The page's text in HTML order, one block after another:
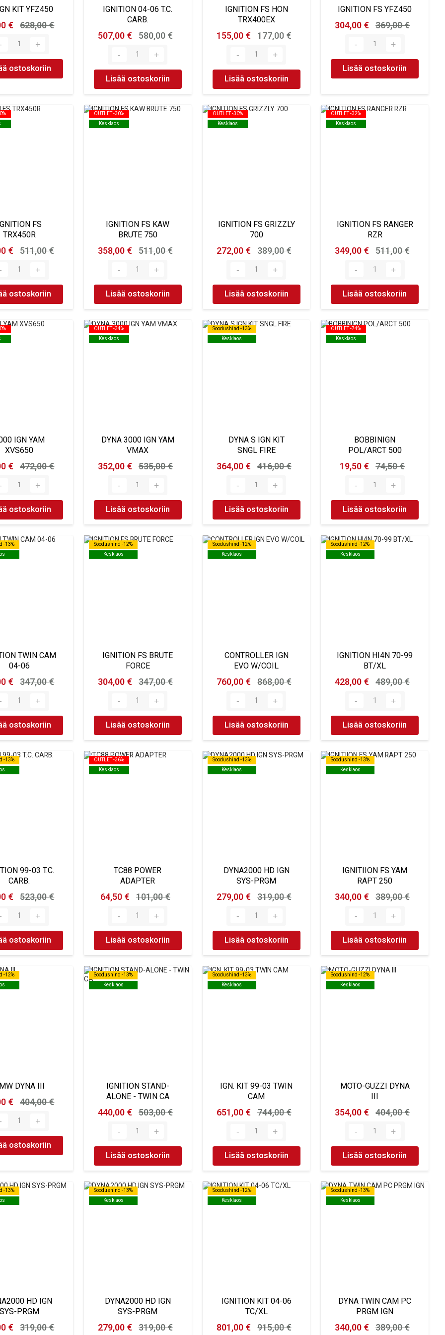
KIT YFZ450
€ 628,00 €
ostoskoriin
IGNITION 04-06 T.C.
CARB.
507,00 € 580,00 €
Lisää ostoskoriin
IGNITION FS HON
TRX400EX
155,00 € 177,00 €
Lisää ostoskoriin
IGNITION FS YFZ450
304,00 € 369,00 €
Lisää ostoskoriin
FS
TRX450R
€ 511,00 €
ostoskoriin
OUTLET -30%
Kesklaos
OUTLET -30%
Kesklaos
IGNITION FS KAW
BRUTE 750
358,00 € 511,00 €
Lisää ostoskoriin
OUTLET -30%
Kesklaos
OUTLET -30%
Kesklaos
IGNITION FS GRIZZLY
700
272,00 € 389,00 €
Lisää ostoskoriin
OUTLET -32%
Kesklaos
OUTLET -32%
Kesklaos
IGNITION FS RANGER
RZR
349,00 € 511,00 €
Lisää ostoskoriin
IGN YAM
XVS650
€ 472,00 €
ostoskoriin
OUTLET -34%
Kesklaos
OUTLET -34%
Kesklaos
DYNA 3000 IGN YAM
VMAX
352,00 € 535,00 €
Lisää ostoskoriin
Soodushind -13%
Kesklaos
Soodushind -13%
Kesklaos
DYNA S IGN KIT
SNGL FIRE
364,00 € 416,00 €
Lisää ostoskoriin
OUTLET -74%
Kesklaos
OUTLET -74%
Kesklaos
BOBBINIGN
POL/ARCT 500
19,50 € 74,50 €
Lisää ostoskoriin
-13%
-13%
TWIN CAM
04-06
€ 347,00 €
ostoskoriin
Soodushind -12%
Kesklaos
Soodushind -12%
Kesklaos
IGNITION FS BRUTE
FORCE
304,00 € 347,00 €
Lisää ostoskoriin
Soodushind -12%
Kesklaos
Soodushind -12%
Kesklaos
CONTROLLER IGN
EVO W/COIL
760,00 € 868,00 €
Lisää ostoskoriin
Soodushind -12%
Kesklaos
Soodushind -12%
Kesklaos
IGNITION HI4N 70-99
BT/XL
428,00 € 489,00 €
Lisää ostoskoriin
-13%
-13%
99-03 T.C.
CARB.
€ 523,00 €
ostoskoriin
OUTLET -36%
Kesklaos
OUTLET -36%
Kesklaos
TC88 POWER
ADAPTER
64,50 € 101,00 €
Lisää ostoskoriin
Soodushind -13%
Kesklaos
Soodushind -13%
Kesklaos
DYNA2000 HD IGN
SYS-PRGM
279,00 € 319,00 €
Lisää ostoskoriin
Soodushind -13%
Kesklaos
Soodushind -13%
Kesklaos
IGNITIION FS YAM
RAPT 250
340,00 € 389,00 €
Lisää ostoskoriin
-12%
-12%
DYNA III
€ 404,00 €
ostoskoriin
Soodushind -13%
Kesklaos
Soodushind -13%
Kesklaos
IGNITION STAND-
ALONE - TWIN CA
440,00 € 503,00 €
Lisää ostoskoriin
Soodushind -13%
Kesklaos
Soodushind -13%
Kesklaos
IGN. KIT 99-03 TWIN
CAM
651,00 € 744,00 €
Lisää ostoskoriin
Soodushind -12%
Kesklaos
Soodushind -12%
Kesklaos
MOTO-GUZZI DYNA
III
354,00 € 404,00 €
Lisää ostoskoriin
-13%
-13%
HD IGN
SYS-PRGM
€ 319,00 €
Soodushind -13%
Kesklaos
Soodushind -13%
Kesklaos
DYNA2000 HD IGN
SYS-PRGM
279,00 € 319,00 €
Soodushind -12%
Kesklaos
Soodushind -12%
Kesklaos
IGNITION KIT 04-06
TC/XL
801,00 € 915,00 €
Soodushind -13%
Kesklaos
Soodushind -13%
Kesklaos
DYNA TWIN CAM PC
PRGM IGN
340,00 € 389,00 €